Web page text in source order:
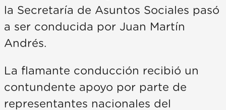
la Secretaría de Asuntos Sociales pasó
a ser conducida por Juan Martín
Andrés.
La flamante conducción recibió un
contundente apoyo por parte de
representantes nacionales del